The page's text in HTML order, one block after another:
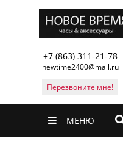
+7 (863) 311-21-78
newtime2400@mail.ru
Перезвоните мне!
МЕНЮ